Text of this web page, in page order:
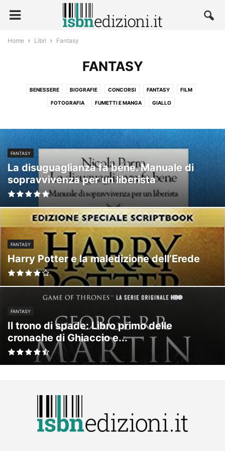
Home Libri Fantasy
FANTASY
BENESSERE BIOGRAFIE CONCORSI FANTASY FILM
FOTOGRAFIA FUMETTI E MANGA GIALLO
ROMANZI ROSA SCIENZE SPORT TECNOLOGIA E MEDICINA
TEMPO LIBERO
FANTASY
La disuguaglianza fa bene. Manuale di
sopravvivenza per un liberista
FANTASY
Harry Potter e la maledizione dell’Erede
FANTASY
Il trono di spade: Libro primo delle
cronache di Ghiaccio e...